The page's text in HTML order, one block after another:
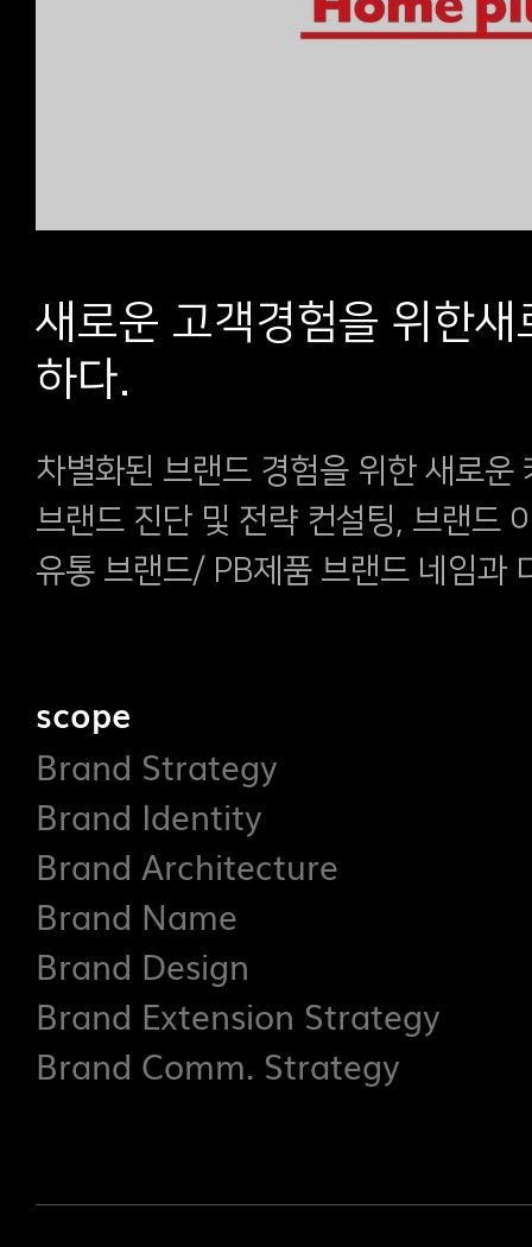
새로운 고객경험을 위한새
하다.
차별화된 브랜드 경험을 위한 새로운
브랜드 진단 및 전략 컨설팅, 브랜드
유통 브랜드/ PB제품 브랜드 네임과
scope
Brand Strategy
Brand Identity
Brand Architecture
Brand Name
Brand Design
Brand Extension Strategy
Brand Comm. Strategy